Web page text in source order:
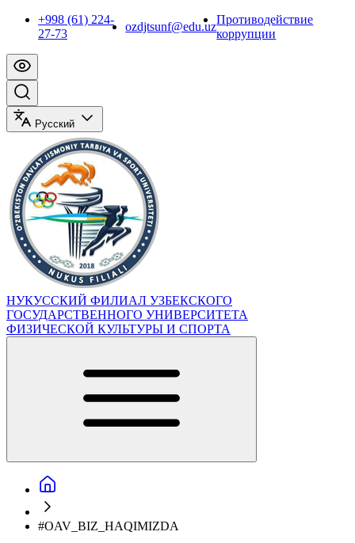
+998 (61) 224-
27-73
ozdjtsunf@edu.uz
Противодействие
коррупции
Русский
НУКУССКИЙ ФИЛИАЛ УЗБЕКСКОГО
ГОСУДАРСТВЕННОГО УНИВЕРСИТЕТА
ФИЗИЧЕСКОЙ КУЛЬТУРЫ И СПОРТА
#OAV_BIZ_HAQIMIZDA